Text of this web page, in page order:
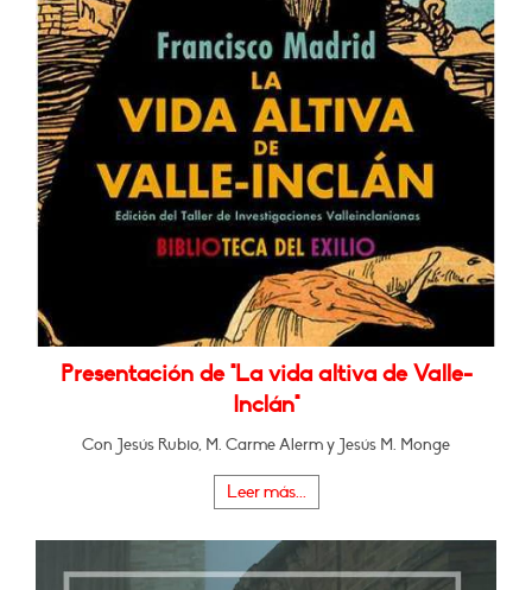
Presentación de "La vida altiva de Valle-
Inclán"
Con Jesús Rubio, M. Carme Alerm y Jesús M. Monge
Leer más...